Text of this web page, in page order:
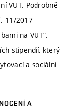
VUT. Podrobně
11/2017
na VUT“.
stipendií, který
a sociální
A